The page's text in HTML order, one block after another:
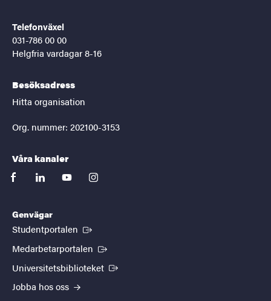
Telefonväxel
031-786 00 00
Helgfria vardagar 8-16
Besöksadress
Hitta organisation
Org. nummer: 202100-3153
Våra kanaler
facebooklinkedinyoutubeinstagram
Genvägar
Studentportalen (Extern länk)
Medarbetarportalen (Extern länk)
Universitetsbiblioteket (Extern länk)
Jobba hos oss